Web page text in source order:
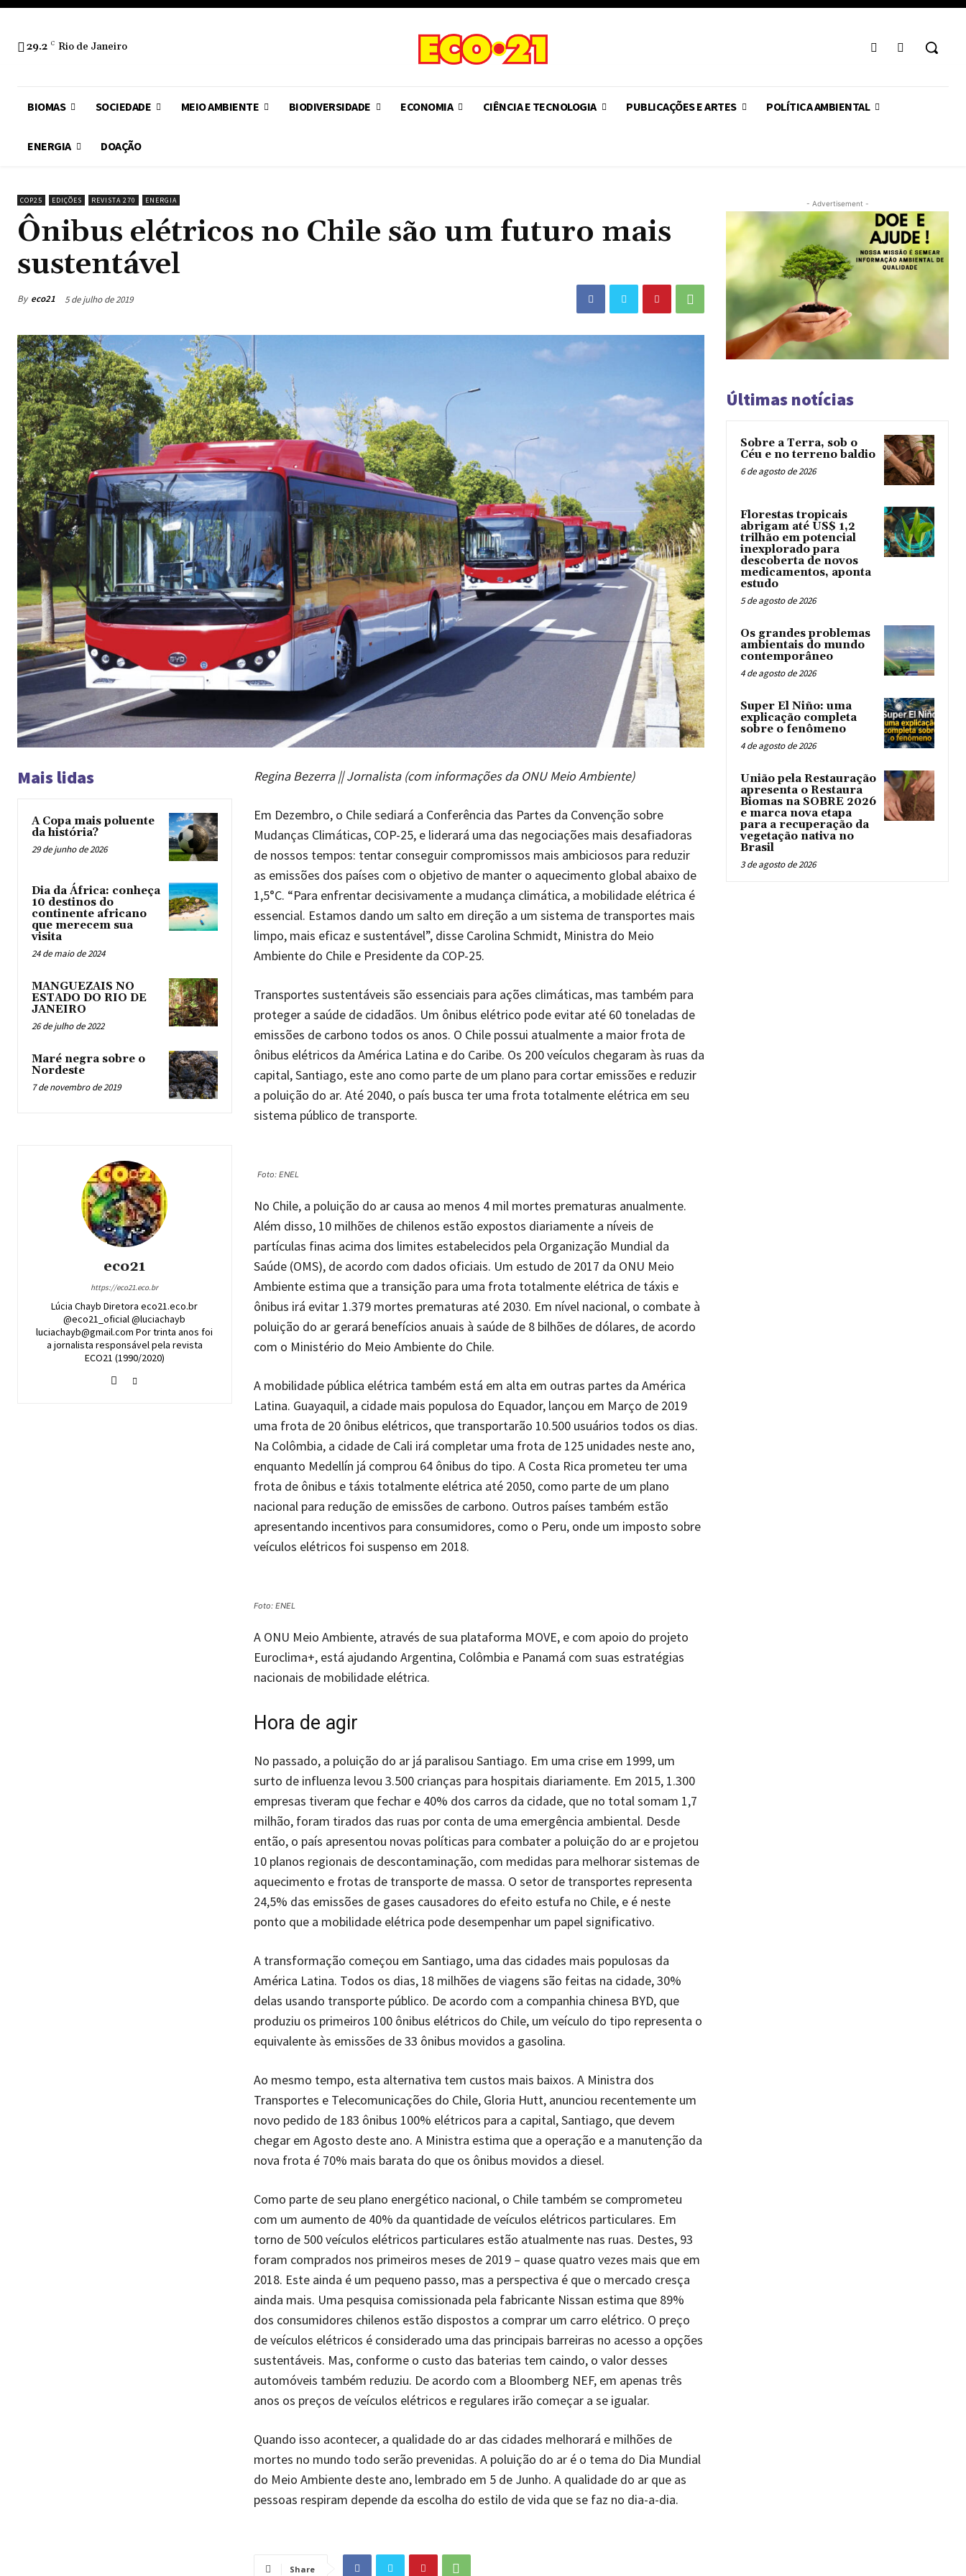
29.2 C Rio de Janeiro
BIOMAS SOCIEDADE MEIO AMBIENTE BIODIVERSIDADE ECONOMIA CIÊNCIA E TECNOLOGIA PUBLICAÇÕES E ARTES POLÍTICA AMBIENTAL
ENERGIA DOAÇÃO
COP25 EDIÇÕES REVISTA 270 ENERGIA
Ônibus elétricos no Chile são um futuro mais
sustentável
By eco21 5 de julho de 2019
Mais lidas
A Copa mais poluente
da história?
29 de junho de 2026
Dia da África: conheça
10 destinos do
continente africano
que merecem sua
visita
24 de maio de 2024
MANGUEZAIS NO
ESTADO DO RIO DE
JANEIRO
26 de julho de 2022
Maré negra sobre o
Nordeste
7 de novembro de 2019
eco21
https://eco21.eco.br
Lúcia Chayb Diretora eco21.eco.br
@eco21_oficial @luciachayb
luciachayb@gmail.com Por trinta anos foi
a jornalista responsável pela revista
ECO21 (1990/2020)
Regina Bezerra || Jornalista (com informações da ONU Meio Ambiente)
Em Dezembro, o Chile sediará a Conferência das Partes da Convenção sobre
Mudanças Climáticas, COP-25, e liderará uma das negociações mais desafiadoras
de nossos tempos: tentar conseguir compromissos mais ambiciosos para reduzir
as emissões dos países com o objetivo de manter o aquecimento global abaixo de
1,5°C. “Para enfrentar decisivamente a mudança climática, a mobilidade elétrica é
essencial. Estamos dando um salto em direção a um sistema de transportes mais
limpo, mais eficaz e sustentável”, disse Carolina Schmidt, Ministra do Meio
Ambiente do Chile e Presidente da COP-25.
Transportes sustentáveis são essenciais para ações climáticas, mas também para
proteger a saúde de cidadãos. Um ônibus elétrico pode evitar até 60 toneladas de
emissões de carbono todos os anos. O Chile possui atualmente a maior frota de
ônibus elétricos da América Latina e do Caribe. Os 200 veículos chegaram às ruas da
capital, Santiago, este ano como parte de um plano para cortar emissões e reduzir
a poluição do ar. Até 2040, o país busca ter uma frota totalmente elétrica em seu
sistema público de transporte.
Foto: ENEL
No Chile, a poluição do ar causa ao menos 4 mil mortes prematuras anualmente.
Além disso, 10 milhões de chilenos estão expostos diariamente a níveis de
partículas finas acima dos limites estabelecidos pela Organização Mundial da
Saúde (OMS), de acordo com dados oficiais. Um estudo de 2017 da ONU Meio
Ambiente estima que a transição para uma frota totalmente elétrica de táxis e
ônibus irá evitar 1.379 mortes prematuras até 2030. Em nível nacional, o combate à
poluição do ar gerará benefícios anuais à saúde de 8 bilhões de dólares, de acordo
com o Ministério do Meio Ambiente do Chile.
A mobilidade pública elétrica também está em alta em outras partes da América
Latina. Guayaquil, a cidade mais populosa do Equador, lançou em Março de 2019
uma frota de 20 ônibus elétricos, que transportarão 10.500 usuários todos os dias.
Na Colômbia, a cidade de Cali irá completar uma frota de 125 unidades neste ano,
enquanto Medellín já comprou 64 ônibus do tipo. A Costa Rica prometeu ter uma
frota de ônibus e táxis totalmente elétrica até 2050, como parte de um plano
nacional para redução de emissões de carbono. Outros países também estão
apresentando incentivos para consumidores, como o Peru, onde um imposto sobre
veículos elétricos foi suspenso em 2018.
Foto: ENEL
A ONU Meio Ambiente, através de sua plataforma MOVE, e com apoio do projeto
Euroclima+, está ajudando Argentina, Colômbia e Panamá com suas estratégias
nacionais de mobilidade elétrica.
Hora de agir
No passado, a poluição do ar já paralisou Santiago. Em uma crise em 1999, um
surto de influenza levou 3.500 crianças para hospitais diariamente. Em 2015, 1.300
empresas tiveram que fechar e 40% dos carros da cidade, que no total somam 1,7
milhão, foram tirados das ruas por conta de uma emergência ambiental. Desde
então, o país apresentou novas políticas para combater a poluição do ar e projetou
10 planos regionais de descontaminação, com medidas para melhorar sistemas de
aquecimento e frotas de transporte de massa. O setor de transportes representa
24,5% das emissões de gases causadores do efeito estufa no Chile, e é neste
ponto que a mobilidade elétrica pode desempenhar um papel significativo.
A transformação começou em Santiago, uma das cidades mais populosas da
América Latina. Todos os dias, 18 milhões de viagens são feitas na cidade, 30%
delas usando transporte público. De acordo com a companhia chinesa BYD, que
produziu os primeiros 100 ônibus elétricos do Chile, um veículo do tipo representa o
equivalente às emissões de 33 ônibus movidos a gasolina.
Ao mesmo tempo, esta alternativa tem custos mais baixos. A Ministra dos
Transportes e Telecomunicações do Chile, Gloria Hutt, anunciou recentemente um
novo pedido de 183 ônibus 100% elétricos para a capital, Santiago, que devem
chegar em Agosto deste ano. A Ministra estima que a operação e a manutenção da
nova frota é 70% mais barata do que os ônibus movidos a diesel.
Como parte de seu plano energético nacional, o Chile também se comprometeu
com um aumento de 40% da quantidade de veículos elétricos particulares. Em
torno de 500 veículos elétricos particulares estão atualmente nas ruas. Destes, 93
foram comprados nos primeiros meses de 2019 – quase quatro vezes mais que em
2018. Este ainda é um pequeno passo, mas a perspectiva é que o mercado cresça
ainda mais. Uma pesquisa comissionada pela fabricante Nissan estima que 89%
dos consumidores chilenos estão dispostos a comprar um carro elétrico. O preço
de veículos elétricos é considerado uma das principais barreiras no acesso a opções
sustentáveis. Mas, conforme o custo das baterias tem caindo, o valor desses
automóveis também reduziu. De acordo com a Bloomberg NEF, em apenas três
anos os preços de veículos elétricos e regulares irão começar a se igualar.
Quando isso acontecer, a qualidade do ar das cidades melhorará e milhões de
mortes no mundo todo serão prevenidas. A poluição do ar é o tema do Dia Mundial
do Meio Ambiente deste ano, lembrado em 5 de Junho. A qualidade do ar que as
pessoas respiram depende da escolha do estilo de vida que se faz no dia-a-dia.
Share
- Advertisement -
Últimas notícias
Sobre a Terra, sob o
Céu e no terreno baldio
6 de agosto de 2026
Florestas tropicais
abrigam até US$ 1,2
trilhão em potencial
inexplorado para
descoberta de novos
medicamentos, aponta
estudo
5 de agosto de 2026
Os grandes problemas
ambientais do mundo
contemporâneo
4 de agosto de 2026
Super El Niño: uma
explicação completa
sobre o fenômeno
4 de agosto de 2026
União pela Restauração
apresenta o Restaura
Biomas na SOBRE 2026
e marca nova etapa
para a recuperação da
vegetação nativa no
Brasil
3 de agosto de 2026